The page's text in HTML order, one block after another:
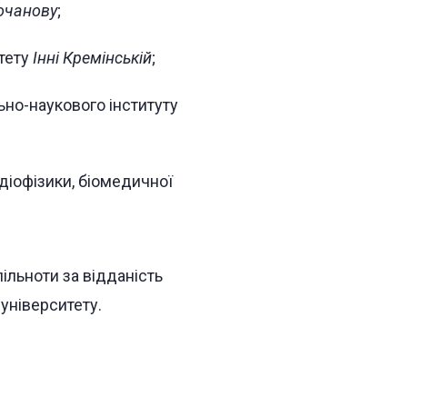
;
Інні Кремінській;
наукового інституту
біомедичної
за відданість